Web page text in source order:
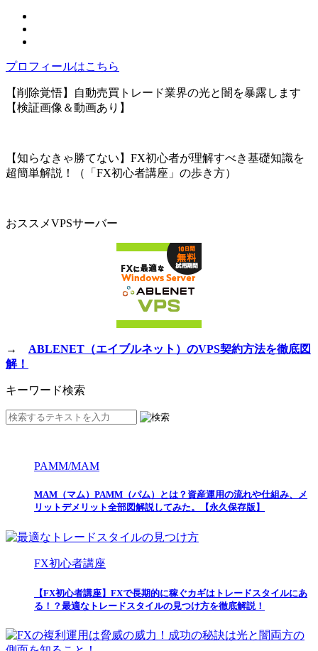
プロフィールはこちら
【削除覚悟】自動売買トレード業界の光と闇を暴露します
【検証画像＆動画あり】
【知らなきゃ勝てない】FX初心者が理解すべき基礎知識を
超簡単解説！（「FX初心者講座」の歩き方）
おススメVPSサーバー
→ ABLENET（エイブルネット）のVPS契約方法を徹底図
解！
キーワード検索
PAMM/MAM
MAM（マム）PAMM（パム）とは？資産運用の流れや仕組み、メ
リットデメリット全部図解説してみた。【永久保存版】
FX初心者講座
【FX初心者講座】FXで長期的に稼ぐカギはトレードスタイルにあ
る！？最適なトレードスタイルの見つけ方を徹底解説！